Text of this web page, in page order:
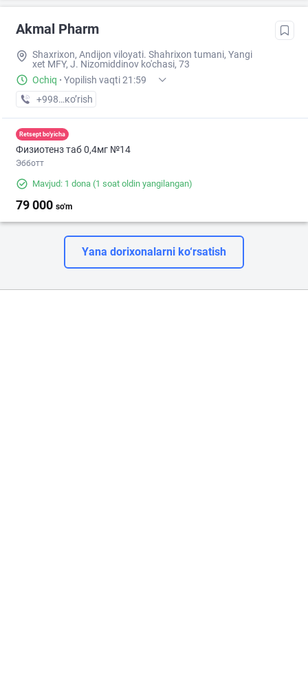
Akmal Pharm
Shaxrixon, Andijon viloyati. Shahrixon tumani, Yangi
xet MFY, J. Nizomiddinov ko'chasi, 73
Ochiq · Yopilish vaqti 21:59
+998 (90) XXX-XX-XX
кo’rish
Retsept bo'yicha
Физиотенз таб 0,4мг №14
Эбботт
Mavjud: 1 dona (1 soat oldin yangilangan)
79 000 so'm
Yana dorixonalarni ko‘rsatish